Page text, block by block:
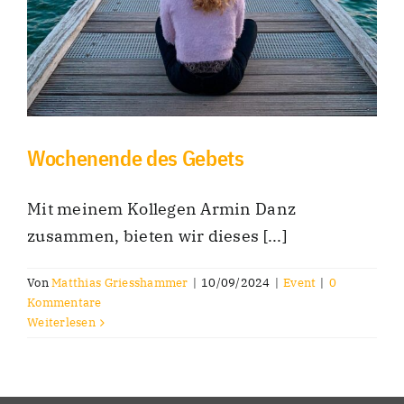
Wochenende des Gebets
Mit meinem Kollegen Armin Danz
zusammen, bieten wir dieses [...]
VonMatthias Griesshammer 10/09/2024 Event
0
Kommentare
Weiterlesen